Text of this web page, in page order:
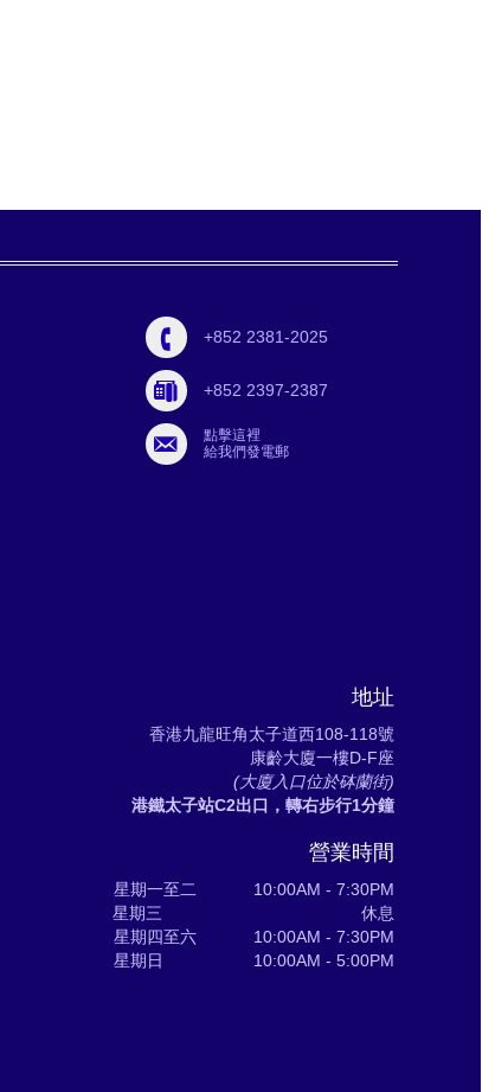
+852 2381-2025
+852 2397-2387
點擊這裡
給我們發電郵
地址
香港九龍旺角太子道西108-118號
康齡大廈一樓D-F座
(大廈入口位於砵蘭街)
港鐵太子站C2出口，轉右步行1分鐘
營業時間
星期一至二 10:00AM - 7:30PM
星期三 休息
星期四至六 10:00AM - 7:30PM
星期日 10:00AM - 5:00PM